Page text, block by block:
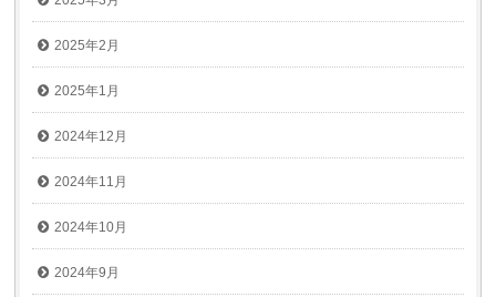
2025年2月
2025年1月
2024年12月
2024年11月
2024年10月
2024年9月